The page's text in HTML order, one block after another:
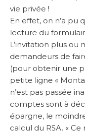
vie privée !
En effet, on n’a pu
lecture du
L’invitation plus ou
demandeurs de
(pour obtenir une
petite ligne «
n’est pas passée
comptes sont à
épargne, le
calcul du RSA. «